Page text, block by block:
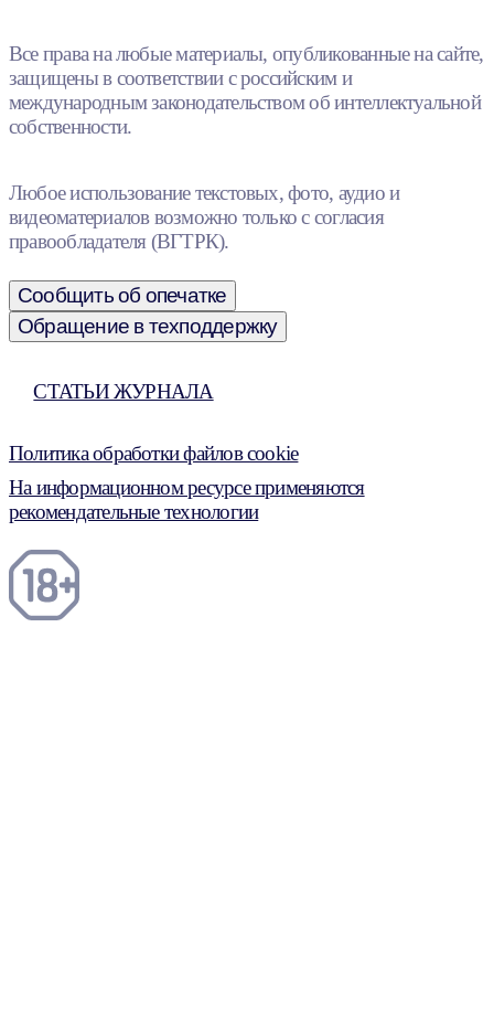
Все права на любые материалы, опубликованные на сайте,
защищены в соответствии с российским и
международным законодательством об интеллектуальной
собственности.
Любое использование текстовых, фото, аудио и
видеоматериалов возможно только с согласия
правообладателя (ВГТРК).
Сообщить об опечатке
Обращение в техподдержку
СТАТЬИ ЖУРНАЛА
Политика обработки файлов cookie
На информационном ресурсе применяются
рекомендательные технологии